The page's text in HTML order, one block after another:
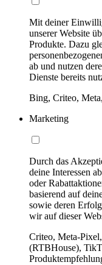
Mit deiner
unserer Website
Produkte. Dazu
ab und nutzen
Dienste bereits
Bing, Criteo,
Marketing
Durch das
deine Interessen
oder
basierend auf
sowie deren
wir auf dieser
Criteo, Meta-
(RTBHouse),